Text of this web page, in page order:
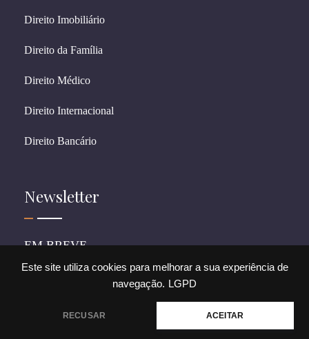
Este site utiliza cookies para melhorar a sua experiência de
navegação. LGPD
RECUSAR ACEITAR
Direito Imobiliário
Direito da Família
Direito Médico
Direito Internacional
Direito Bancário
Newsletter
EM BREVE
© 2026 CostagrandiADV. All rights reserved.
Precisa de ajuda?